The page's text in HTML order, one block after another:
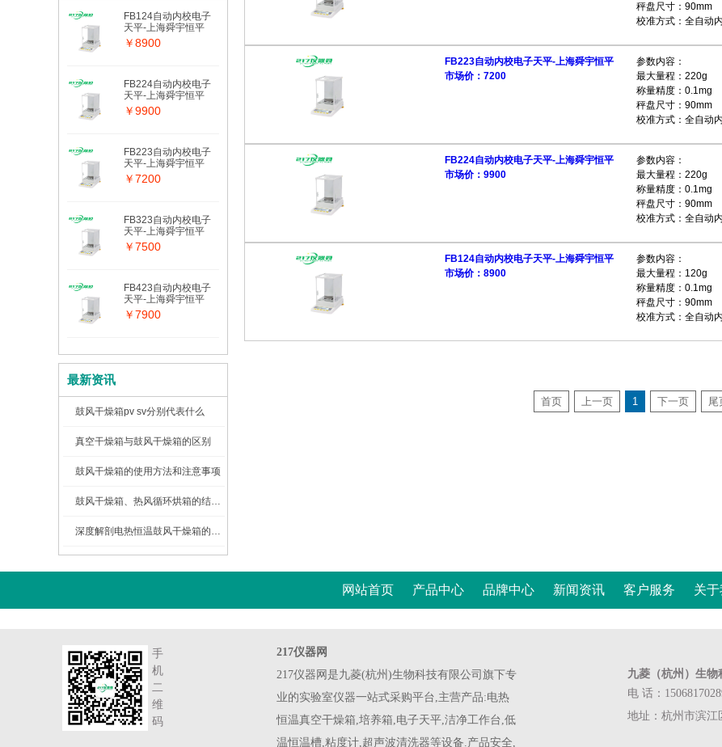
FB124自动内校电子
天平-上海舜宇恒平
￥8900
FB224自动内校电子
天平-上海舜宇恒平
￥9900
FB223自动内校电子
天平-上海舜宇恒平
￥7200
FB323自动内校电子
天平-上海舜宇恒平
￥7500
FB423自动内校电子
天平-上海舜宇恒平
￥7900
最新资讯
鼓风干燥箱pv sv分别代表什么
真空干燥箱与鼓风干燥箱的区别
鼓风干燥箱的使用方法和注意事项
鼓风干燥箱、热风循环烘箱的结构图及工作原理
深度解剖电热恒温鼓风干燥箱的内部结构
秤盘尺寸：90mm
校准方式：全自动
FB223自动内校电子天平-上海舜宇恒平
市场价：7200
参数内容：
最大量程：220g
称量精度：0.1mg
秤盘尺寸：90mm
校准方式：全自动
FB224自动内校电子天平-上海舜宇恒平
市场价：9900
参数内容：
最大量程：220g
称量精度：0.1mg
秤盘尺寸：90mm
校准方式：全自动
FB124自动内校电子天平-上海舜宇恒平
市场价：8900
参数内容：
最大量程：120g
称量精度：0.1mg
秤盘尺寸：90mm
校准方式：全自动
首页 上一页 1 下一页 尾
网站首页 产品中心 品牌中心 新闻资讯 客户服务 关
手
机
二
维
码
217仪器网
217仪器网是九菱(杭州)生物科技有限公司旗下专
业的实验室仪器一站式采购平台,主营产品:电热
恒温真空干燥箱,培养箱,电子天平,洁净工作台,低
温恒温槽,粘度计,超声波清洗器等设备.产品安全,
九菱（杭州）生物
电 话：
地址：杭州市滨江